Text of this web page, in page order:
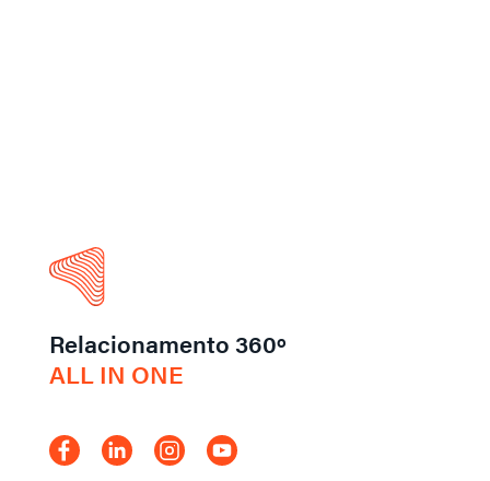
Relacionamento 360º
ALL IN ONE